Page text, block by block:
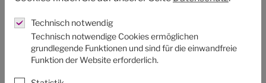
E-Mail:pastorat@kirchentag.de
Technisch notwendig
Technisch notwendige Cookies ermöglichen
grundlegende Funktionen und sind für die einwandfreie
Funktion der Website erforderlich.